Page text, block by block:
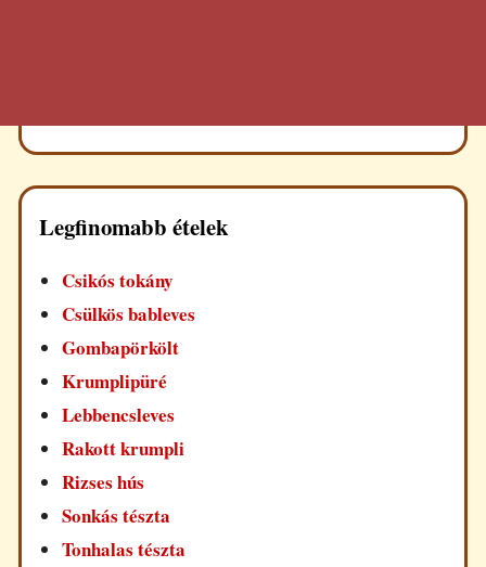
Legfinomabb ételek
Csikós tokány
Csülkös bableves
Gombapörkölt
Krumplipüré
Lebbencsleves
Rakott krumpli
Rizses hús
Sonkás tészta
Tonhalas tészta